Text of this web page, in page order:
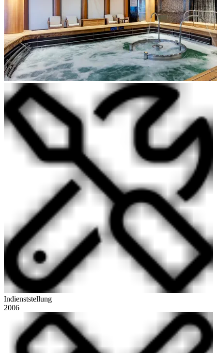
Indienststellung
2006